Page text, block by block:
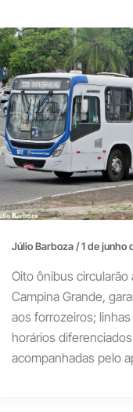
Júlio Barboza/1 de junho
Oito ônibus
Campina Grande,
aos forrozeiros;
horários
acompanhadas pelo